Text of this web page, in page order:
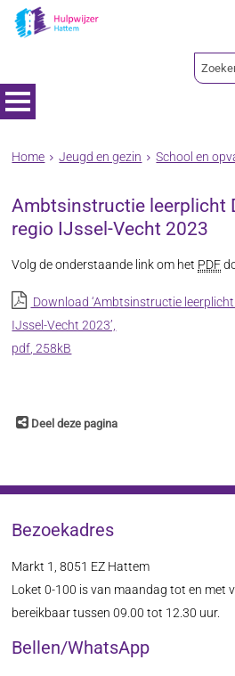
Home Jeugd en gezin School en
Ambtsinstructie leerplicht
regio IJssel-Vecht 2023
Volg de onderstaande link om het PDF
Download ‘Ambtsinstructie
IJssel-Vecht 2023’,
pdf , 258kB
Deel deze pagina
Bezoekadres
Markt 1, 8051 EZ Hattem
Loket 0-100 is van maandag tot en met
bereikbaar tussen 09.00 tot 12.30 uur.
Bellen/WhatsApp